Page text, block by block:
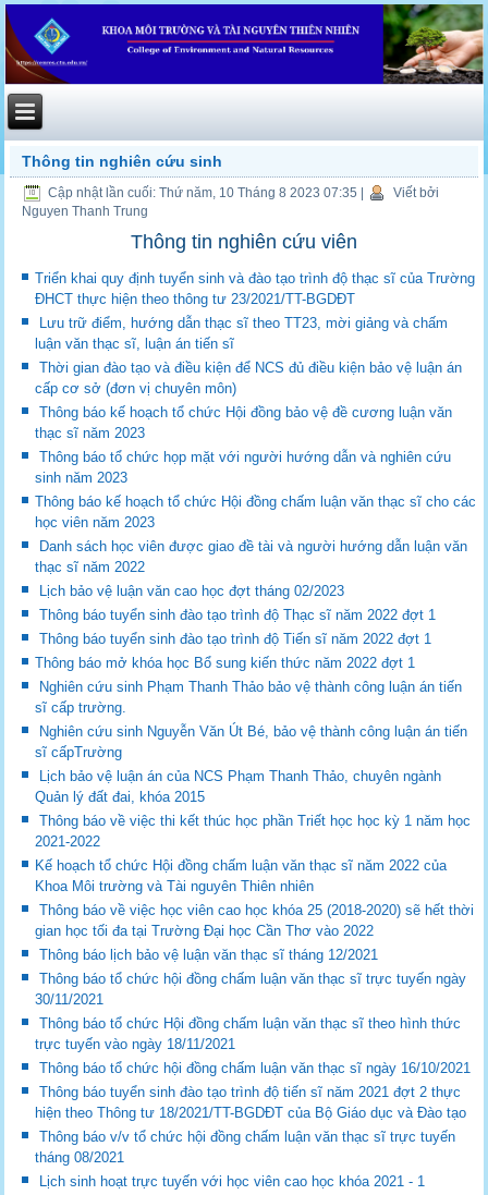
Thông tin nghiên cứu sinh
Cập nhật lần cuối: Thứ năm, 10 Tháng 8 2023 07:35
Viết bởi
Nguyen Thanh Trung
Thông tin nghiên cứu viên
Triển khai quy định tuyển sinh và đào tạo trình độ thạc sĩ của Trường
ĐHCT thực hiện theo thông tư 23/2021/TT-BGDĐT
Lưu trữ điểm, hướng dẫn thạc sĩ theo TT23, mời giảng và chấm
luận văn thạc sĩ, luận án tiến sĩ
Thời gian đào tạo và điều kiện để NCS đủ điều kiện bảo vệ luận án
cấp cơ sở (đơn vị chuyên môn)
Thông báo kế hoạch tổ chức Hội đồng bảo vệ đề cương luận văn
thạc sĩ năm 2023
Thông báo tổ chức họp mặt với người hướng dẫn và nghiên cứu
sinh năm 2023
Thông báo kế hoạch tổ chức Hội đồng chấm luận văn thạc sĩ cho các
học viên năm 2023
Danh sách học viên được giao đề tài và người hướng dẫn luận văn
thạc sĩ năm 2022
Lịch bảo vệ luận văn cao học đợt tháng 02/2023
Thông báo tuyển sinh đào tạo trình độ Thạc sĩ năm 2022 đợt 1
Thông báo tuyển sinh đào tạo trình độ Tiến sĩ năm 2022 đợt 1
Thông báo mở khóa học Bổ sung kiến thức năm 2022 đợt 1
Nghiên cứu sinh Phạm Thanh Thảo bảo vệ thành công luận án tiến
sĩ cấp trường.
Nghiên cứu sinh Nguyễn Văn Út Bé, bảo vệ thành công luận án tiến
sĩ cấpTrường
Lịch bảo vệ luận án của NCS Phạm Thanh Thảo, chuyên ngành
Quản lý đất đai, khóa 2015
Thông báo về việc thi kết thúc học phần Triết học học kỳ 1 năm học
2021-2022
Kế hoạch tổ chức Hội đồng chấm luận văn thạc sĩ năm 2022 của
Khoa Môi trường và Tài nguyên Thiên nhiên
Thông báo về việc học viên cao học khóa 25 (2018-2020) sẽ hết thời
gian học tối đa tại Trường Đại học Cần Thơ vào 2022
Thông báo lịch bảo vệ luận văn thạc sĩ tháng 12/2021
Thông báo tổ chức hội đồng chấm luận văn thạc sĩ trực tuyến ngày
30/11/2021
Thông báo tổ chức Hội đồng chấm luận văn thạc sĩ theo hình thức
trực tuyến vào ngày 18/11/2021
Thông báo tổ chức hội đồng chấm luận văn thạc sĩ ngày 16/10/2021
Thông báo tuyển sinh đào tạo trình độ tiến sĩ năm 2021 đợt 2 thực
hiện theo Thông tư 18/2021/TT-BGDĐT của Bộ Giáo dục và Đào tạo
Thông báo v/v tổ chức hội đồng chấm luận văn thạc sĩ trực tuyến
tháng 08/2021
Lịch sinh hoạt trực tuyến với học viên cao học khóa 2021 - 1